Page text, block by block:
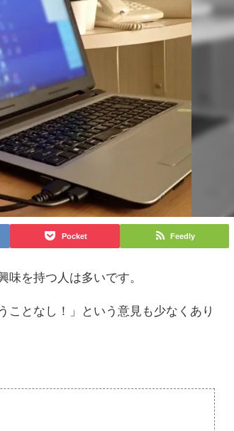
Pocket Feedly
を持つ人は多いです。
ことなし！」という意見も少なくあり